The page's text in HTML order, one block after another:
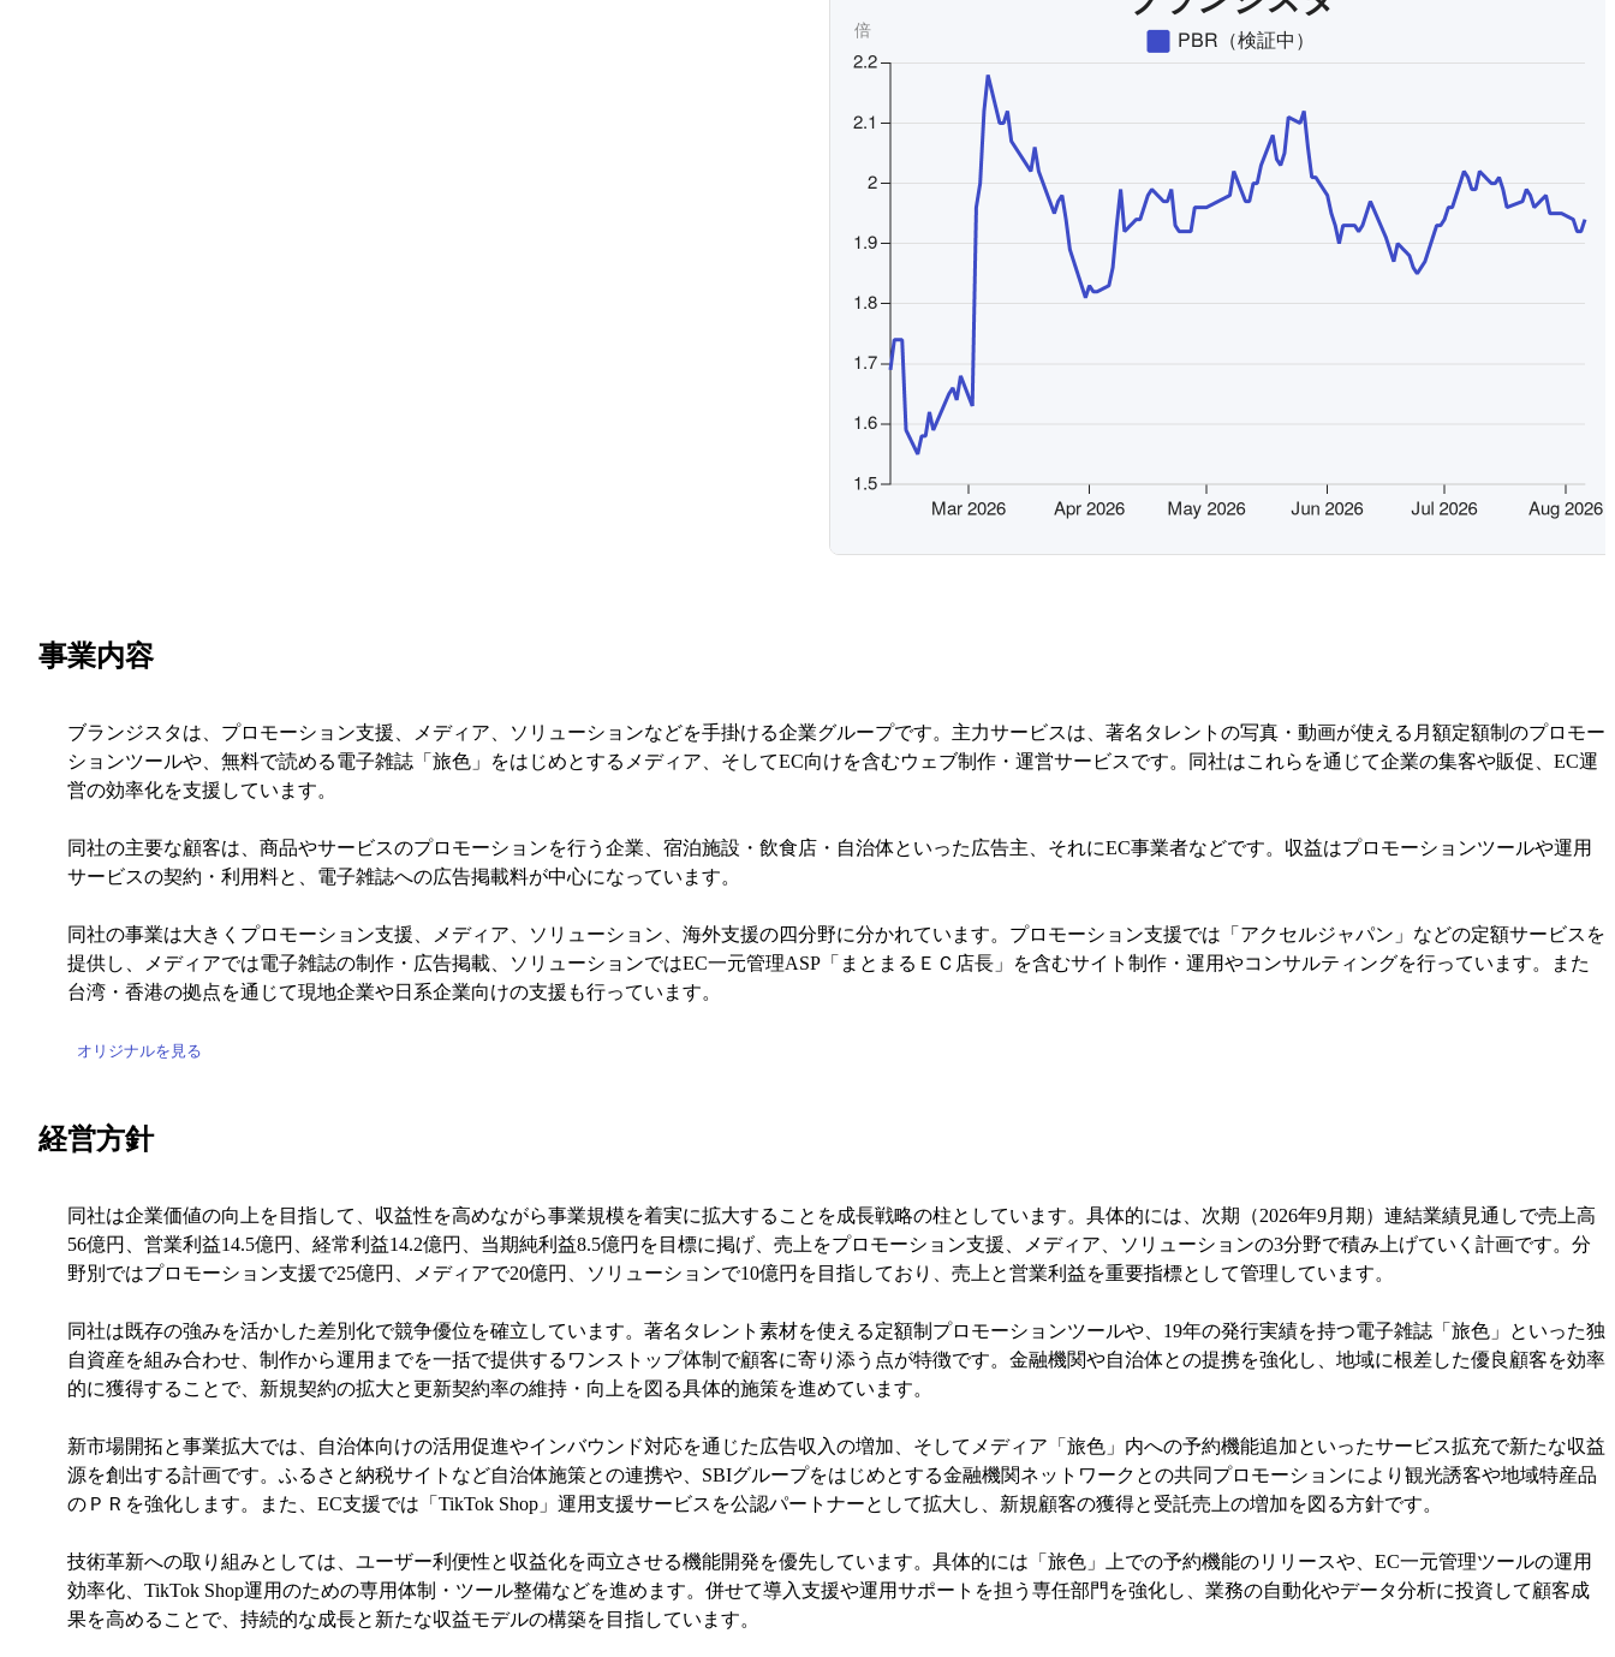
事業内容
ブランジスタは、プロモーション支援、メディア、ソリューションなどを手掛ける企業グループです。主力サービスは、著名タレントの写真・動画が使える月額定額制のプロモー
ションツールや、無料で読める電子雑誌「旅色」をはじめとするメディア、そしてEC向けを含むウェブ制作・運営サービスです。同社はこれらを通じて企業の集客や販促、EC運
営の効率化を支援しています。
同社の主要な顧客は、商品やサービスのプロモーションを行う企業、宿泊施設・飲食店・自治体といった広告主、それにEC事業者などです。収益はプロモーションツールや運用
サービスの契約・利用料と、電子雑誌への広告掲載料が中心になっています。
同社の事業は大きくプロモーション支援、メディア、ソリューション、海外支援の四分野に分かれています。プロモーション支援では「アクセルジャパン」などの定額サービスを
提供し、メディアでは電子雑誌の制作・広告掲載、ソリューションではEC一元管理ASP「まとまるＥＣ店長」を含むサイト制作・運用やコンサルティングを行っています。また
台湾・香港の拠点を通じて現地企業や日系企業向けの支援も行っています。
オリジナルを見る
経営方針
同社は企業価値の向上を目指して、収益性を高めながら事業規模を着実に拡大することを成長戦略の柱としています。具体的には、次期（2026年9月期）連結業績見通しで売上高
56億円、営業利益14.5億円、経常利益14.2億円、当期純利益8.5億円を目標に掲げ、売上をプロモーション支援、メディア、ソリューションの3分野で積み上げていく計画です。分
野別ではプロモーション支援で25億円、メディアで20億円、ソリューションで10億円を目指しており、売上と営業利益を重要指標として管理しています。
同社は既存の強みを活かした差別化で競争優位を確立しています。著名タレント素材を使える定額制プロモーションツールや、19年の発行実績を持つ電子雑誌「旅色」といった独
自資産を組み合わせ、制作から運用までを一括で提供するワンストップ体制で顧客に寄り添う点が特徴です。金融機関や自治体との提携を強化し、地域に根差した優良顧客を効率
的に獲得することで、新規契約の拡大と更新契約率の維持・向上を図る具体的施策を進めています。
新市場開拓と事業拡大では、自治体向けの活用促進やインバウンド対応を通じた広告収入の増加、そしてメディア「旅色」内への予約機能追加といったサービス拡充で新たな収益
源を創出する計画です。ふるさと納税サイトなど自治体施策との連携や、SBIグループをはじめとする金融機関ネットワークとの共同プロモーションにより観光誘客や地域特産品
のＰＲを強化します。また、EC支援では「TikTok Shop」運用支援サービスを公認パートナーとして拡大し、新規顧客の獲得と受託売上の増加を図る方針です。
技術革新への取り組みとしては、ユーザー利便性と収益化を両立させる機能開発を優先しています。具体的には「旅色」上での予約機能のリリースや、EC一元管理ツールの運用
効率化、TikTok Shop運用のための専用体制・ツール整備などを進めます。併せて導入支援や運用サポートを担う専任部門を強化し、業務の自動化やデータ分析に投資して顧客成
果を高めることで、持続的な成長と新たな収益モデルの構築を目指しています。